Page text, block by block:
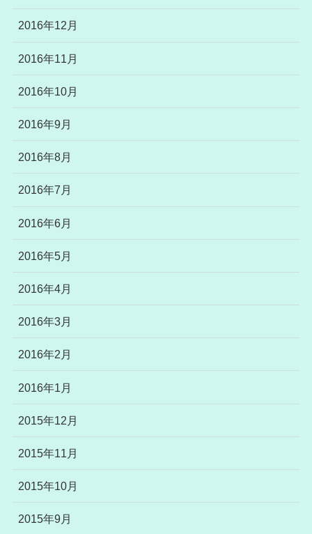
2016年12月
2016年11月
2016年10月
2016年9月
2016年8月
2016年7月
2016年6月
2016年5月
2016年4月
2016年3月
2016年2月
2016年1月
2015年12月
2015年11月
2015年10月
2015年9月